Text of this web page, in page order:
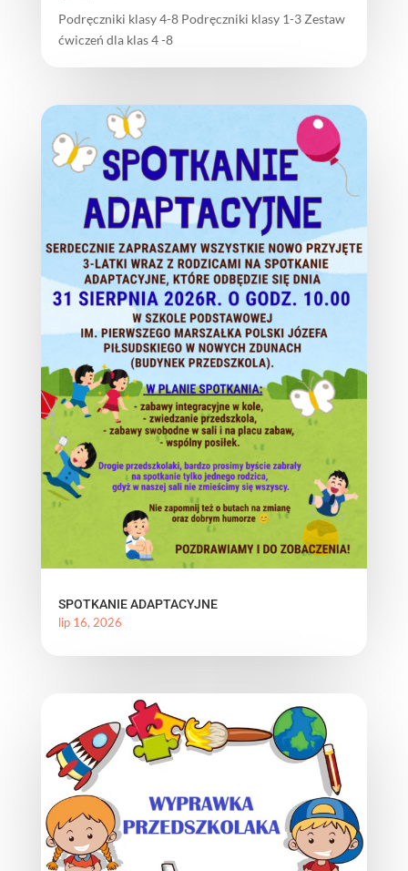
Podręczniki klasy 4-8 Podręczniki klasy 1-3 Zestaw
ćwiczeń dla klas 4 -8
SPOTKANIE ADAPTACYJNE
lip 16, 2026